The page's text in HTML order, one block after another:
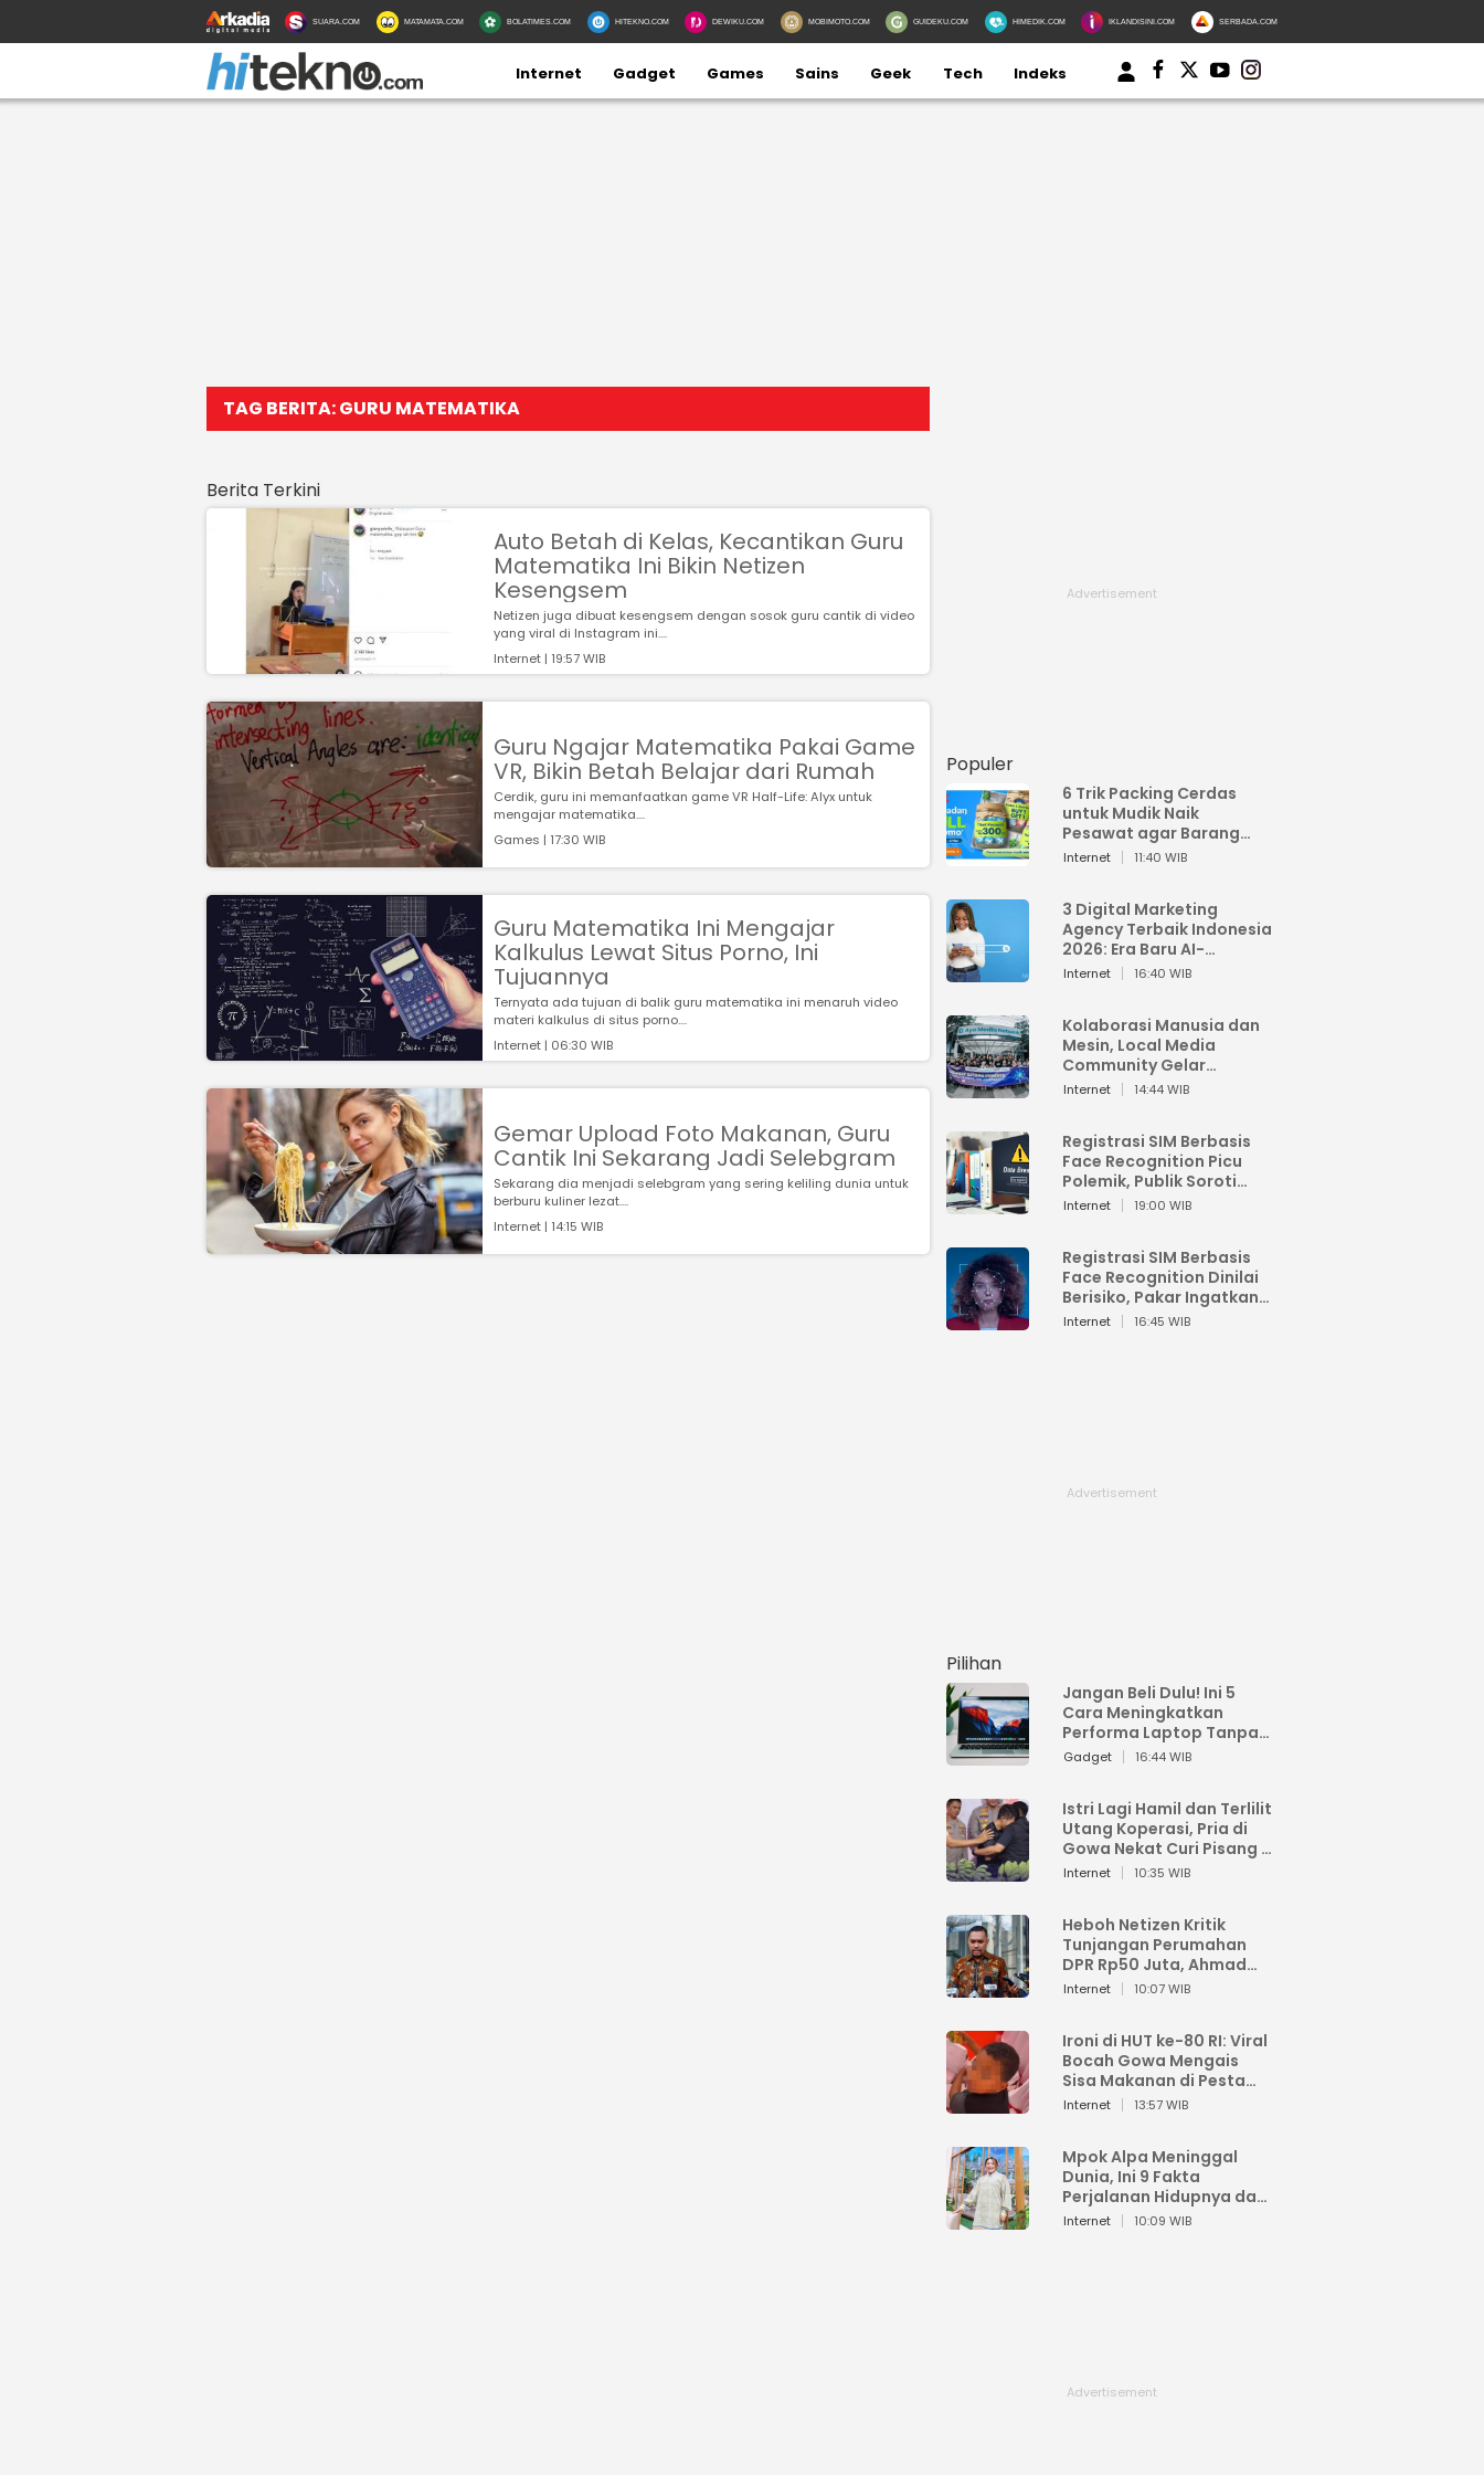
SUARA.COM MATAMATA.COM BOLATIMES.COM HITEKNO.COM DEWIKU.COM MOBIMOTO.COM GUIDEKU.COM HIMEDIK.COM IKLANDISINI.COM SERBADA.COM
Internet Gadget Games Sains Geek Tech Indeks
TAG BERITA: GURU MATEMATIKA
Berita Terkini
Auto Betah di Kelas, Kecantikan Guru
Matematika Ini Bikin Netizen
Kesengsem
Netizen juga dibuat kesengsem dengan sosok guru cantik di video
yang viral di Instagram ini....
Internet | 19:57 WIB
Guru Ngajar Matematika Pakai Game
VR, Bikin Betah Belajar dari Rumah
Cerdik, guru ini memanfaatkan game VR Half-Life: Alyx untuk
mengajar matematika....
Games | 17:30 WIB
Guru Matematika Ini Mengajar
Kalkulus Lewat Situs Porno, Ini
Tujuannya
Ternyata ada tujuan di balik guru matematika ini menaruh video
materi kalkulus di situs porno....
Internet | 06:30 WIB
Gemar Upload Foto Makanan, Guru
Cantik Ini Sekarang Jadi Selebgram
Sekarang dia menjadi selebgram yang sering keliling dunia untuk
berburu kuliner lezat....
Internet | 14:15 WIB
Populer
6 Trik Packing Cerdas
untuk Mudik Naik
Pesawat agar Barang
Tidak Over Bagasi
Internet 11:40 WIB
3 Digital Marketing
Agency Terbaik Indonesia
2026: Era Baru AI-
Powered Marketing
Internet 16:40 WIB
Kolaborasi Manusia dan
Mesin, Local Media
Community Gelar
Workshop Google AI
Internet 14:44 WIB
Registrasi SIM Berbasis
Face Recognition Picu
Polemik, Publik Soroti
Risiko Kebocoran Data
Internet 19:00 WIB
Registrasi SIM Berbasis
Face Recognition Dinilai
Berisiko, Pakar Ingatkan
Ancaman Privasi dan
Internet 16:45 WIB
Pilihan
Jangan Beli Dulu! Ini 5
Cara Meningkatkan
Performa Laptop Tanpa
Harus Beli Baru
Gadget 16:44 WIB
Istri Lagi Hamil dan Terlilit
Utang Koperasi, Pria di
Gowa Nekat Curi Pisang 4
Tandan Milik Tetangga,
Internet 10:35 WIB
Heboh Netizen Kritik
Tunjangan Perumahan
DPR Rp50 Juta, Ahmad
Sahroni: Enggak Senang
Internet 10:07 WIB
Ironi di HUT ke-80 RI: Viral
Bocah Gowa Mengais
Sisa Makanan di Pesta
Kemerdekaan
Internet 13:57 WIB
Mpok Alpa Meninggal
Dunia, Ini 9 Fakta
Perjalanan Hidupnya dari
Viral hingga Puncak
Internet 10:09 WIB